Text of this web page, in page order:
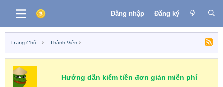
Đăng nhập Đăng ký
Trang Chủ Thành Viên
Hướng dẫn kiếm tiền đơn giản miễn phí